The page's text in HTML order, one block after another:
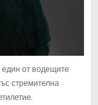
от водещите
стремителна